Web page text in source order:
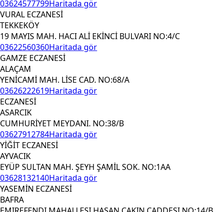
03624577799Haritada gör
VURAL ECZANESİ
TEKKEKÖY
19 MAYIS MAH. HACI ALİ EKİNCİ BULVARI NO:4/C
03622560360Haritada gör
GAMZE ECZANESİ
ALAÇAM
YENİCAMİ MAH. LİSE CAD. NO:68/A
03626222619Haritada gör
ECZANESİ
ASARCIK
CUMHURİYET MEYDANI. NO:38/B
03627912784Haritada gör
YİĞİT ECZANESİ
AYVACIK
EYÜP SULTAN MAH. ŞEYH ŞAMİL SOK. NO:1AA
03628132140Haritada gör
YASEMİN ECZANESİ
BAFRA